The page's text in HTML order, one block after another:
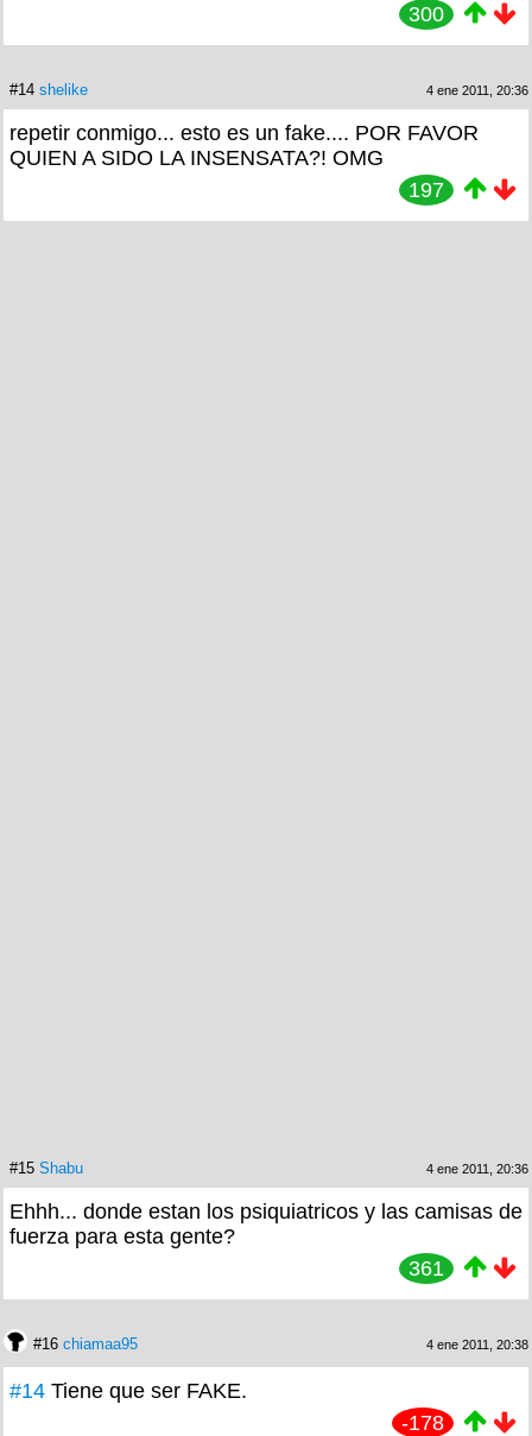
300
#14 shelike 4 ene 2011, 20:36
repetir conmigo... esto es un fake.... POR FAVOR
QUIEN A SIDO LA INSENSATA?! OMG
197
#15 Shabu 4 ene 2011, 20:36
Ehhh... donde estan los psiquiatricos y las camisas de
fuerza para esta gente?
361
#16 chiamaa95 4 ene 2011, 20:38
#14 Tiene que ser FAKE.
-178